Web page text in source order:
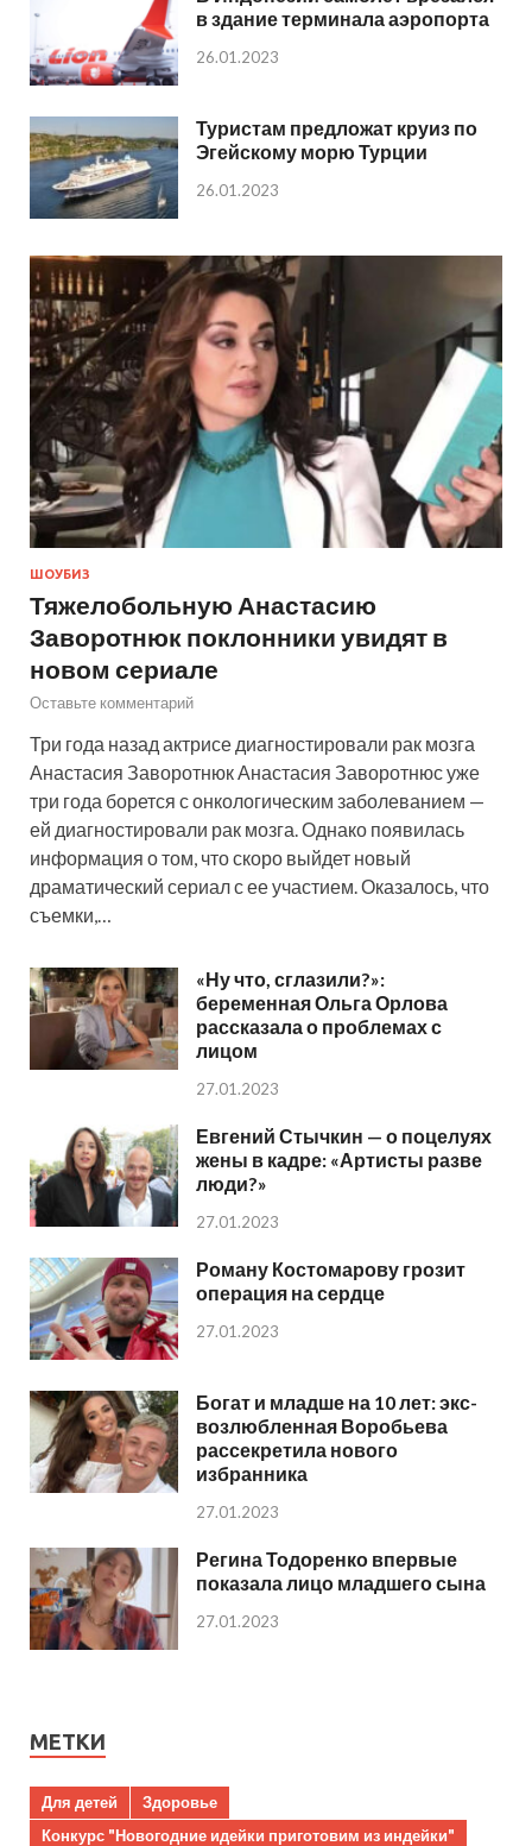
в здание терминала аэропорта
26.01.2023
Туристам предложат круиз по
Эгейскому морю Турции
26.01.2023
ШОУБИЗ
Тяжелобольную Анастасию
Заворотнюк поклонники увидят в
новом сериале
Оставьте комментарий
Три года назад актрисе диагностировали рак мозга
Анастасия Заворотнюк Анастасия Заворотнюс уже
три года борется с онкологическим заболеванием —
ей диагностировали рак мозга. Однако появилась
информация о том, что скоро выйдет новый
драматический сериал с ее участием. Оказалось, что
съемки,…
«Ну что, сглазили?»:
беременная Ольга Орлова
рассказала о проблемах с
лицом
27.01.2023
Евгений Стычкин — о поцелуях
жены в кадре: «Артисты разве
люди?»
27.01.2023
Роману Костомарову грозит
операция на сердце
27.01.2023
Богат и младше на 10 лет: экс-
возлюбленная Воробьева
рассекретила нового
избранника
27.01.2023
Регина Тодоренко впервые
показала лицо младшего сына
27.01.2023
МЕТКИ
Для детей
Здоровье
Конкурс "Новогодние идейки приготовим из индейки"